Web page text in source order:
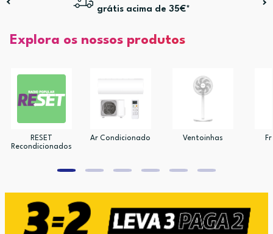
grátis acima de 35€*
Explora os nossos produtos
RESET
Recondicionados
Ar Condicionado Ventoinhas